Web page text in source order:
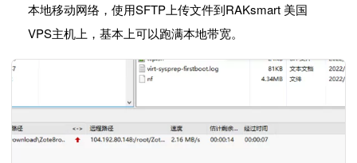
本地移动网络，使用SFTP上传文件到RAKsmart 美国
VPS主机上，基本上可以跑满本地带宽。